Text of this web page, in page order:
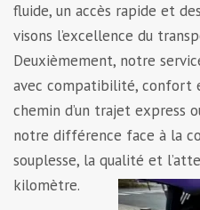
fluide, un accès rapide et
visons l’excellence du
Deuxièmement, notre
avec compatibilité, confort
chemin d’un trajet express
notre différence face à la
souplesse, la qualité et
kilomètre.